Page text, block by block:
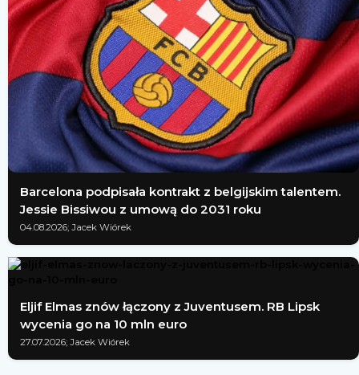
Barcelona podpisała kontrakt z belgijskim talentem.
Jessie Bissiwou z umową do 2031 roku
04.08.2026; Jacek Wiórek
Eljif Elmas znów łączony z Juventusem. RB Lipsk
wycenia go na 10 mln euro
27.07.2026; Jacek Wiórek